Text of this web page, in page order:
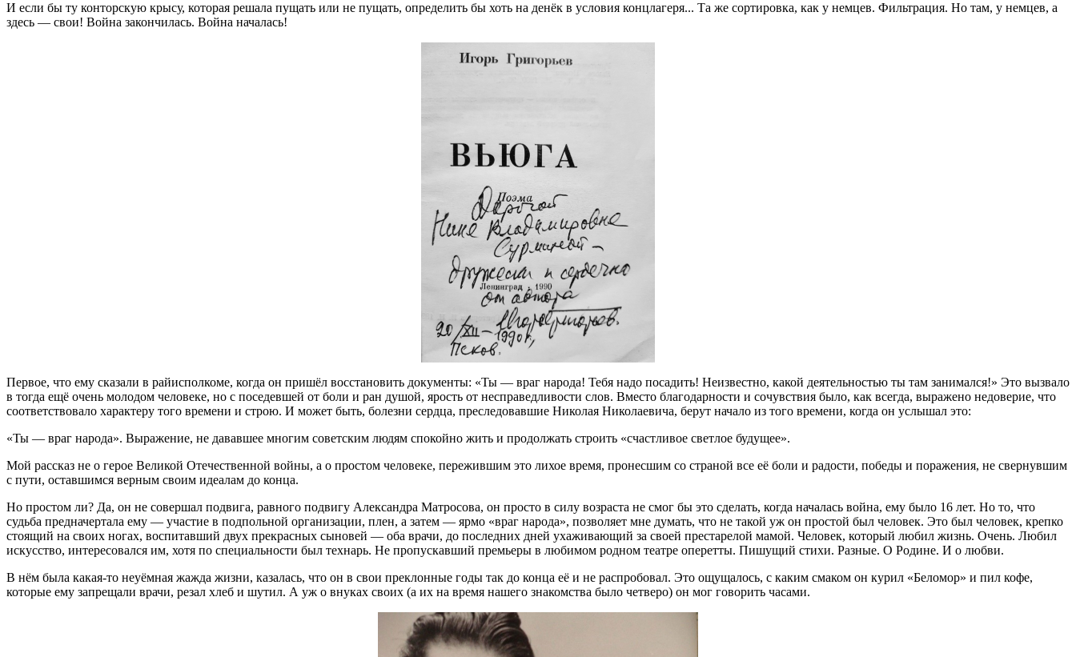
И если бы ту конторскую крысу, которая решала пущать или не пущать, определить бы хоть на денёк в условия концлагеря... Та же сортировка, как у немцев. Фильтрация. Но там, у немцев, а
здесь — свои! Война закончилась. Война началась!
Первое, что ему сказали в райисполкоме, когда он пришёл восстановить документы: «Ты — враг народа! Тебя надо посадить! Неизвестно, какой деятельностью ты там занимался!» Это вызвало
в тогда ещё очень молодом человеке, но с поседевшей от боли и ран душой, ярость от несправедливости слов. Вместо благодарности и сочувствия было, как всегда, выражено недоверие, что
соответствовало характеру того времени и строю. И может быть, болезни сердца, преследовавшие Николая Николаевича, берут начало из того времени, когда он услышал это:
«Ты — враг народа». Выражение, не дававшее многим советским людям спокойно жить и продолжать строить «счастливое светлое будущее».
Мой рассказ не о герое Великой Отечественной войны, а о простом человеке, пережившим это лихое время, пронесшим со страной все её боли и радости, победы и поражения, не свернувшим
с пути, оставшимся верным своим идеалам до конца.
Но простом ли? Да, он не совершал подвига, равного подвигу Александра Матросова, он просто в силу возраста не смог бы это сделать, когда началась война, ему было 16 лет. Но то, что
судьба предначертала ему — участие в подпольной организации, плен, а затем — ярмо «враг народа», позволяет мне думать, что не такой уж он простой был человек. Это был человек, крепко
стоящий на своих ногах, воспитавший двух прекрасных сыновей — оба врачи, до последних дней ухаживающий за своей престарелой мамой. Человек, который любил жизнь. Очень. Любил
искусство, интересовался им, хотя по специальности был технарь. Не пропускавший премьеры в любимом родном театре оперетты. Пишущий стихи. Разные. О Родине. И о любви.
В нём была какая-то неуёмная жажда жизни, казалась, что он в свои преклонные годы так до конца её и не распробовал. Это ощущалось, с каким смаком он курил «Беломор» и пил кофе,
которые ему запрещали врачи, резал хлеб и шутил. А уж о внуках своих (а их на время нашего знакомства было четверо) он мог говорить часами.